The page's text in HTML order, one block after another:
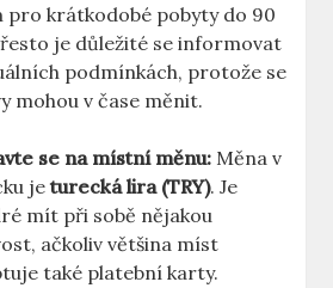
pro krátkodobé pobyty do 90
je důležité se informovat
podmínkách, protože se
mohou v čase měnit.
se na místní měnu: Měna v
jeturecká lira (TRY). Je
mít při sobě nějakou
ačkoliv většina míst
také platební karty.